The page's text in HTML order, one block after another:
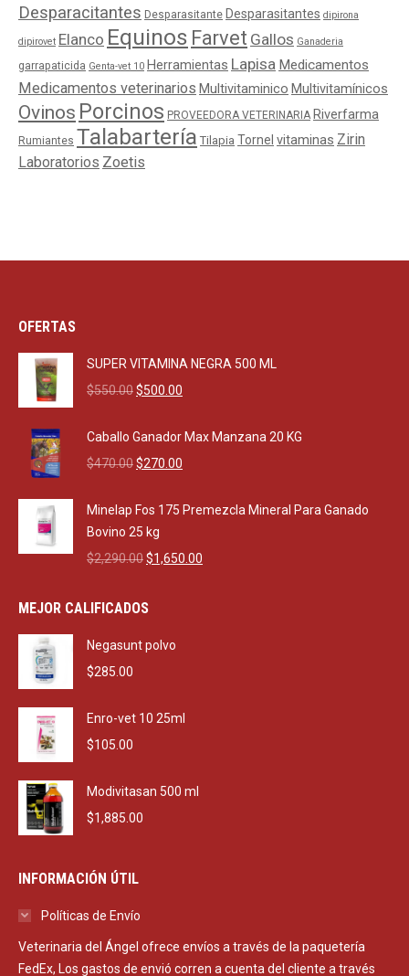
Desparacitantes Desparasitante Desparasitantes dipirona
dipirovet Elanco Equinos Farvet Gallos Ganaderia
garrapaticida Genta-vet 10 Herramientas Lapisa Medicamentos
Medicamentos veterinarios Multivitaminico Multivitamínicos
Ovinos Porcinos PROVEEDORA VETERINARIA Riverfarma
Rumiantes Talabartería Tilapia Tornel vitaminas Zirin
Laboratorios Zoetis
OFERTAS
SUPER VITAMINA NEGRA 500 ML
$550.00Original
was:
$550.00.
$500.00
is:
Caballo Ganador Max Manzana 20 KG
$470.00Original
was:
$470.00.
$270.00
is:
Minelap Fos 175 Premezcla Mineral Para Ganado
Bovino 25 kg
$2,290.00Original
was:
$1,650.00
MEJOR CALIFICADOS
Negasunt polvo
$285.00
Enro-vet 10 25ml
$105.00
Modivitasan 500 ml
$1,885.00
INFORMACIÓN ÚTIL
Políticas de Envío
Veterinaria del Ángel ofrece envíos a través de la paquetería
FedEx, Los gastos de envió corren a cuenta del cliente a través